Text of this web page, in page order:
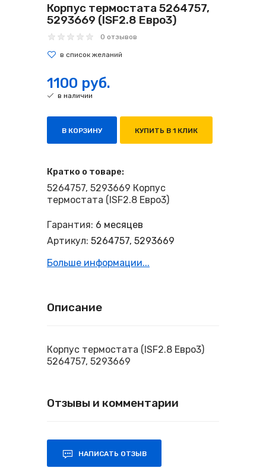
Корпус термостата 5264757,
5293669 (ISF2.8 Евро3)
0 отзывов
1100 руб.
в наличии
В КОРЗИНУ КУПИТЬ В 1 КЛИК
Кратко о товаре:
5264757, 5293669 Корпус
термостата (ISF2.8 Евро3)
Гарантия: 6 месяцев
Артикул: 5264757, 5293669
Больше информации...
Описание
Корпус термостата (ISF2.8 Евро3)
5264757, 5293669
Отзывы и комментарии
НАПИСАТЬ ОТЗЫВ